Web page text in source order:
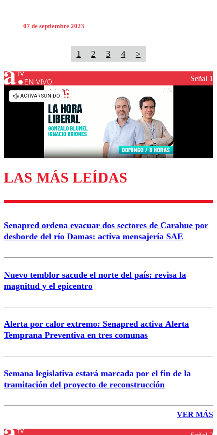
07 de septiembre 2023
1 2 3 4 >
EN VIVO Señal 1
LAS MÁS LEÍDAS
Senapred ordena evacuar dos sectores de Carahue por
desborde del río Damas: activa mensajería SAE
Nuevo temblor sacude el norte del país: revisa la
magnitud y el epicentro
Alerta por calor extremo: Senapred activa Alerta
Temprana Preventiva en tres comunas
Semana legislativa estará marcada por el fin de la
tramitación del proyecto de reconstrucción
VER MÁS